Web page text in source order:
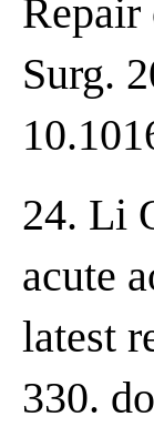
Surg.
24. Li
acute
latest
330.